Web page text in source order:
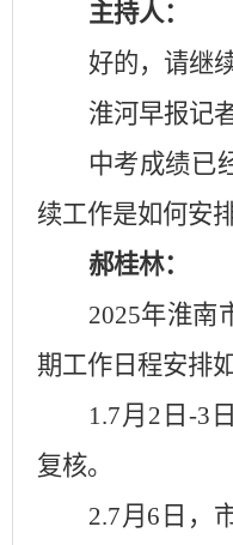
主持人：
好的，请继
淮河早报记者
中考成绩已
续工作是如何安
郝桂林：
2025年淮南
期工作日程安排如
1.7月 2 日-3
复核。
2.7月 6 日，